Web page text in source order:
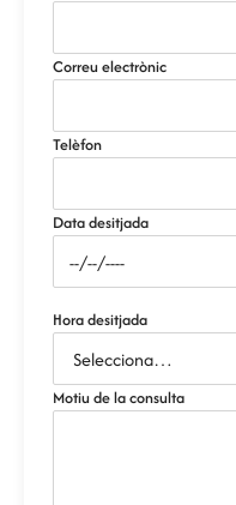
Correu electrònic
Telèfon
Data desitjada
Hora desitjada
Motiu de la consulta